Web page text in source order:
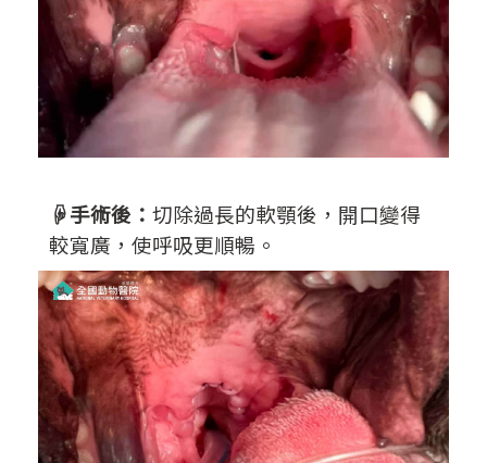
☟手術後： 切除過長的軟顎後，開口變得
較寬廣，使呼吸更順暢。